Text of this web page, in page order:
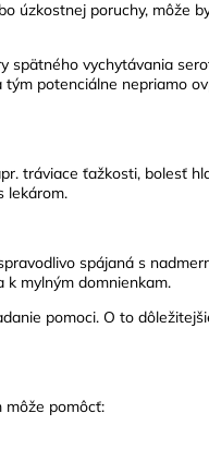
úzkostnej poruchy, môže
spätného vychytávania
potenciálne nepriamo
tráviace ťažkosti, bolesť
lekárom.
spájaná s
k mylným domnienkam.
pomoci. O to
môže pomôcť: